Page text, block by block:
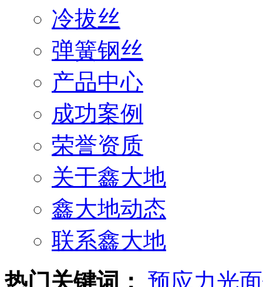
冷拔丝
弹簧钢丝
产品中心
成功案例
荣誉资质
关于鑫大地
鑫大地动态
联系鑫大地
热门关键词： 预应力光